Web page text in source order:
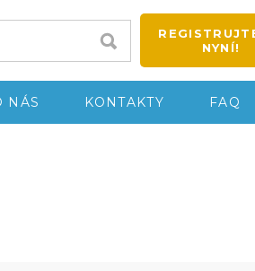
NYNÍ!
NÁS KONTAKTY FAQ